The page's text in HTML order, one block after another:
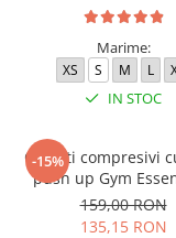
Marime:
XS S M L
IN STOC
-15%
Colanti compresivi
push up Gym
Verde
159,00 RON
135,15 RON